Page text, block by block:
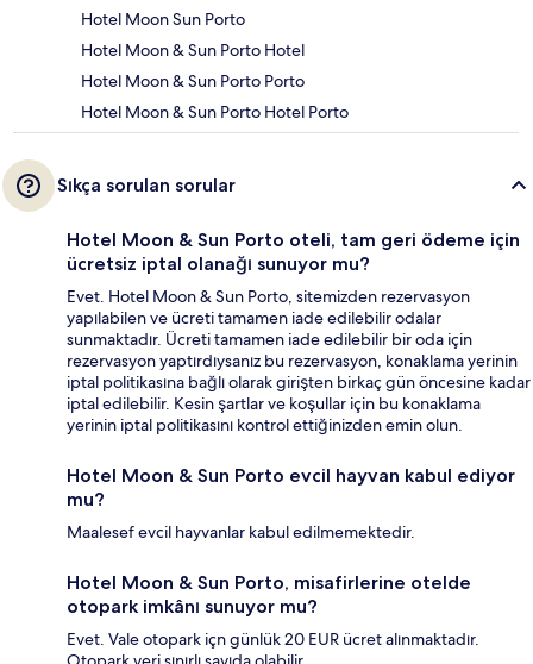
Hotel Moon Sun Porto
Hotel Moon & Sun Porto Hotel
Hotel Moon & Sun Porto Porto
Hotel Moon & Sun Porto Hotel Porto
Sıkça sorulan sorular
Hotel Moon & Sun Porto oteli, tam geri ödeme için
ücretsiz iptal olanağı sunuyor mu?
Evet. Hotel Moon & Sun Porto, sitemizden rezervasyon
yapılabilen ve ücreti tamamen iade edilebilir odalar
sunmaktadır. Ücreti tamamen iade edilebilir bir oda için
rezervasyon yaptırdıysanız bu rezervasyon, konaklama yerinin
iptal politikasına bağlı olarak girişten birkaç gün öncesine kadar
iptal edilebilir. Kesin şartlar ve koşullar için bu konaklama
yerinin iptal politikasını kontrol ettiğinizden emin olun.
Hotel Moon & Sun Porto evcil hayvan kabul ediyor
mu?
Maalesef evcil hayvanlar kabul edilmemektedir.
Hotel Moon & Sun Porto, misafirlerine otelde
otopark imkânı sunuyor mu?
Evet. Vale otopark içn günlük 20 EUR ücret alınmaktadır.